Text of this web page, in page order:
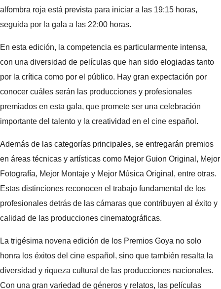
alfombra roja está prevista para iniciar a las 19:15 horas,
seguida por la gala a las 22:00 horas.
En esta edición, la competencia es particularmente intensa,
con una diversidad de películas que han sido elogiadas tanto
por la crítica como por el público. Hay gran expectación por
conocer cuáles serán las producciones y profesionales
premiados en esta gala, que promete ser una celebración
importante del talento y la creatividad en el cine español.
Además de las categorías principales, se entregarán premios
en áreas técnicas y artísticas como Mejor Guion Original, Mejor
Fotografía, Mejor Montaje y Mejor Música Original, entre otras.
Estas distinciones reconocen el trabajo fundamental de los
profesionales detrás de las cámaras que contribuyen al éxito y
calidad de las producciones cinematográficas.
La trigésima novena edición de los Premios Goya no solo
honra los éxitos del cine español, sino que también resalta la
diversidad y riqueza cultural de las producciones nacionales.
Con una gran variedad de géneros y relatos, las películas